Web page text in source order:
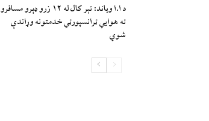
د ا.ا وياند: تېر کال له ۱۲ زرو ډېرو مسافرو
ته هوايي ټرانسپورټي خدمتونه وړاندې
شوي